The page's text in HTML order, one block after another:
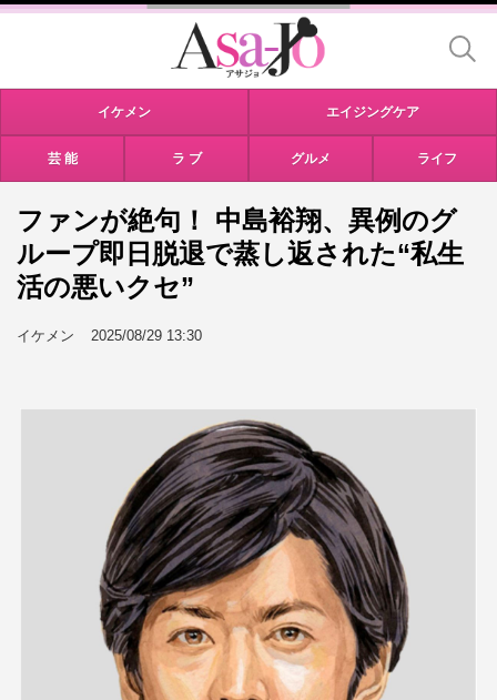
イケメン エイジングケア
芸 能 ラ ブ グルメ ライフ
ファンが絶句！ 中島裕翔、異例のグ
ループ即日脱退で蒸し返された“私生
活の悪いクセ”
イケメン 2025/08/29 13:30